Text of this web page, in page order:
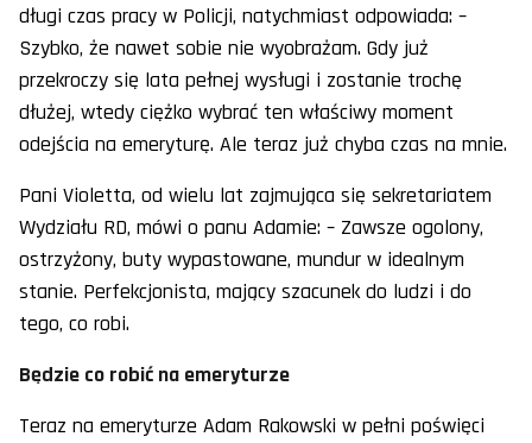
długi czas pracy w Policji, natychmiast odpowiada: –
Szybko, że nawet sobie nie wyobrażam. Gdy już
przekroczy się lata pełnej wysługi i zostanie trochę
dłużej, wtedy ciężko wybrać ten właściwy moment
odejścia na emeryturę. Ale teraz już chyba czas na mnie.
Pani Violetta, od wielu lat zajmująca się sekretariatem
Wydziału RD, mówi o panu Adamie: – Zawsze ogolony,
ostrzyżony, buty wypastowane, mundur w idealnym
stanie. Perfekcjonista, mający szacunek do ludzi i do
tego, co robi.
Będzie co robić na emeryturze
Teraz na emeryturze Adam Rakowski w pełni poświęci